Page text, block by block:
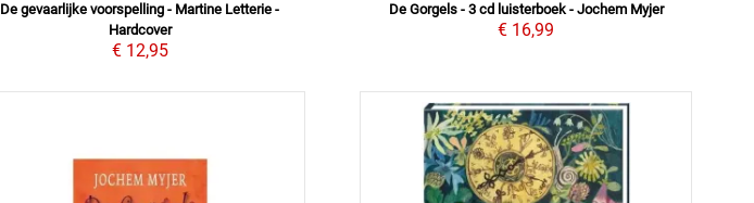
De gevaarlijke voorspelling - Martine Letterie -
Hardcover
€ 12,95
De Gorgels - 3 cd luisterboek - Jochem Myjer
€ 16,99